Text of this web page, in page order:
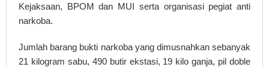
Kejaksaan, BPOM dan MUI serta organisasi pegiat anti
narkoba.
Jumlah barang bukti narkoba yang dimusnahkan sebanyak
21 kilogram sabu, 490 butir ekstasi, 19 kilo ganja, pil doble